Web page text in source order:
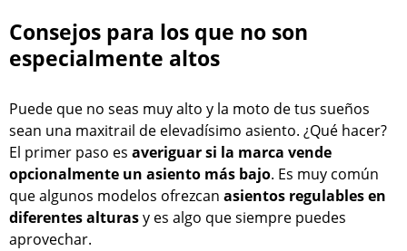
Consejos para los que no son
especialmente altos
Puede que no seas muy alto y la moto de tus sueños
sean una maxitrail de elevadísimo asiento. ¿Qué hacer?
El primer paso es averiguar si la marca vende
opcionalmente un asiento más bajo. Es muy común
que algunos modelos ofrezcan asientos regulables en
diferentes alturasy es algo que siempre puedes
aprovechar.